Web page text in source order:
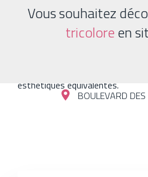
esthétiques équivalentes.
Vous souhaitez
tricoloreen
BOULEVARD